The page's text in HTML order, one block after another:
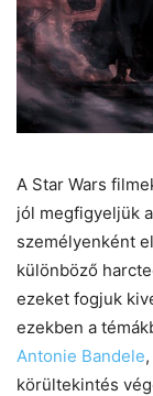
A Star Wars
jól megfigyeljük
személyenként
különböző
ezeket fogjuk
ezekben a
Antonie Bandele
körültekintés